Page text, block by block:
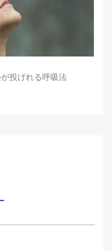
が投げれる呼吸法